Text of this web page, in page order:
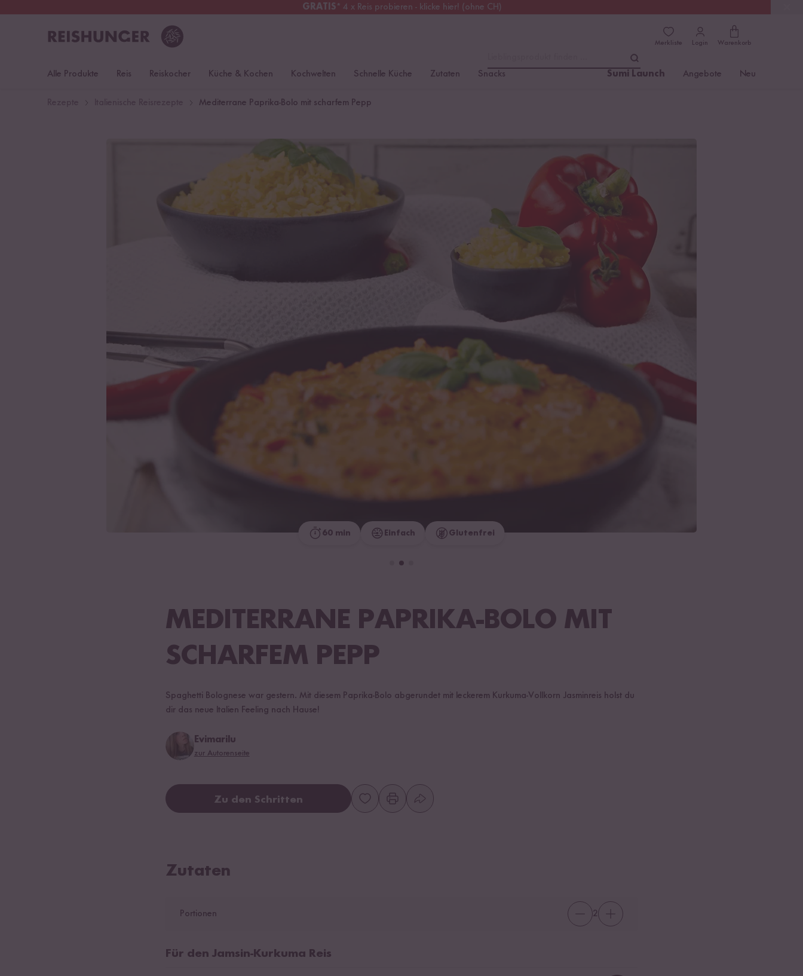
GRATIS* 4 x Reis probieren - klicke hier! (ohne CH)
Kostenloser Versand
Merkliste Login Warenkorb
Alle Produkte Reis Reiskocher Küche & Kochen Kochwelten Schnelle Küche Zutaten Snacks Sumi Launch Angebote Neu
Mediterrane Paprika-Bolo mit scharfem Pepp
60 min Einfach Glutenfrei
MEDITERRANE PAPRIKA-BOLO MIT
SCHARFEM PEPP
Spaghetti Bolognese war gestern. Mit diesem Paprika-Bolo abgerundet mit leckerem Kurkuma-Vollkorn Jasminreis holst du
dir das neue Italien Feeling nach Hause!
Evimarilu
zur Autorenseite
Zu den Schritten
Zutaten
Portionen 2
Für den Jamsin-Kurkuma Reis